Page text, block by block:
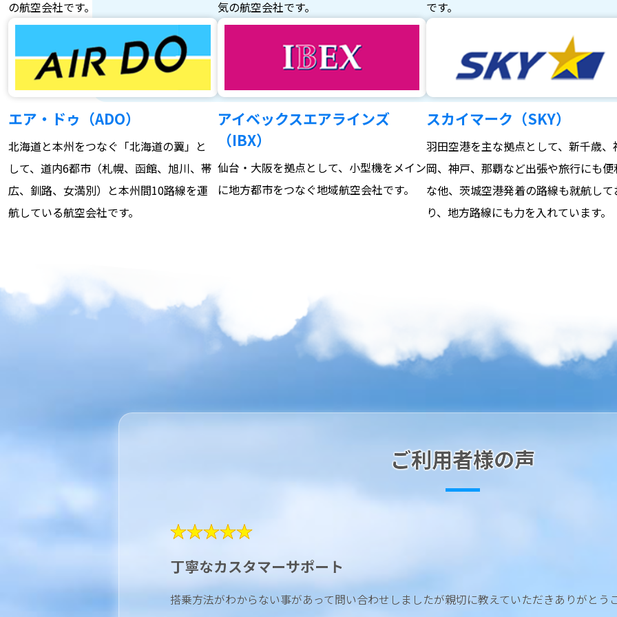
の航空会社です。
気の航空会社です。
です。
エア・ドゥ（ADO）
北海道と本州をつなぐ「北海道の翼」と
して、道内6都市（札幌、函館、旭川、帯
広、釧路、女満別）と本州間10路線を運
航している航空会社です。
アイベックスエアラインズ
（IBX）
仙台・大阪を拠点として、小型機をメイン
に地方都市をつなぐ地域航空会社です。
スカイマーク（SKY）
羽田空港を主な拠点として、新千歳、
岡、神戸、那覇など出張や旅行にも便
な他、茨城空港発着の路線も就航して
り、地方路線にも力を入れています。
ご利用者様の声
★★★★★
丁寧なカスタマーサポート
搭乗方法がわからない事があって問い合わせしましたが親切に教えていただきありがとう